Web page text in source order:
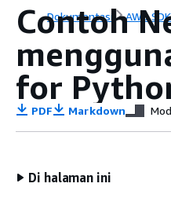
Dokumentasi AWS
Contoh
for
PDF Markdown
Di halaman ini